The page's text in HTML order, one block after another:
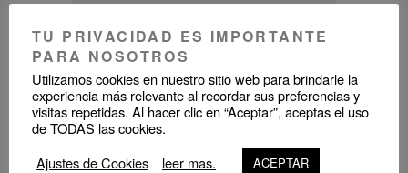
NO EVENTS
TU PRIVACIDAD ES IMPORTANTE
PARA NOSOTROS
Utilizamos cookies en nuestro sitio web para brindarle la
experiencia más relevante al recordar sus preferencias y
visitas repetidas. Al hacer clic en “Aceptar”, aceptas el uso
de TODAS las cookies.
Ajustes de Cookies
leer mas. ACEPTAR